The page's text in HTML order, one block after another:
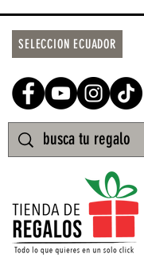
SELECCION ECUADOR